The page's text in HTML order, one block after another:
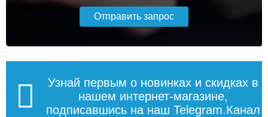
Узнай первым о новинках и скидках в
нашем интернет-магазине,
подписавшись на наш Telegram.Канал